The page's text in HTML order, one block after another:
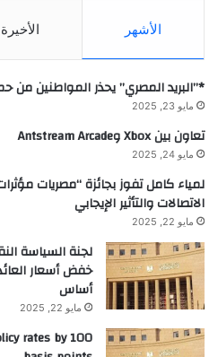
الأشهر الأخيرة
*”البريد المصري” يحذر المواطنين من
مايو 23, 2025
تعاون بين Xbox وAntstream Arcade
مايو 24, 2025
لمياء كامل تفوز بجائزة “مصريات
الاتصالات والتأثير الإيجابي
مايو 22, 2025
لجنة السياسة
أساس
مايو 22, 2025
rates by 100